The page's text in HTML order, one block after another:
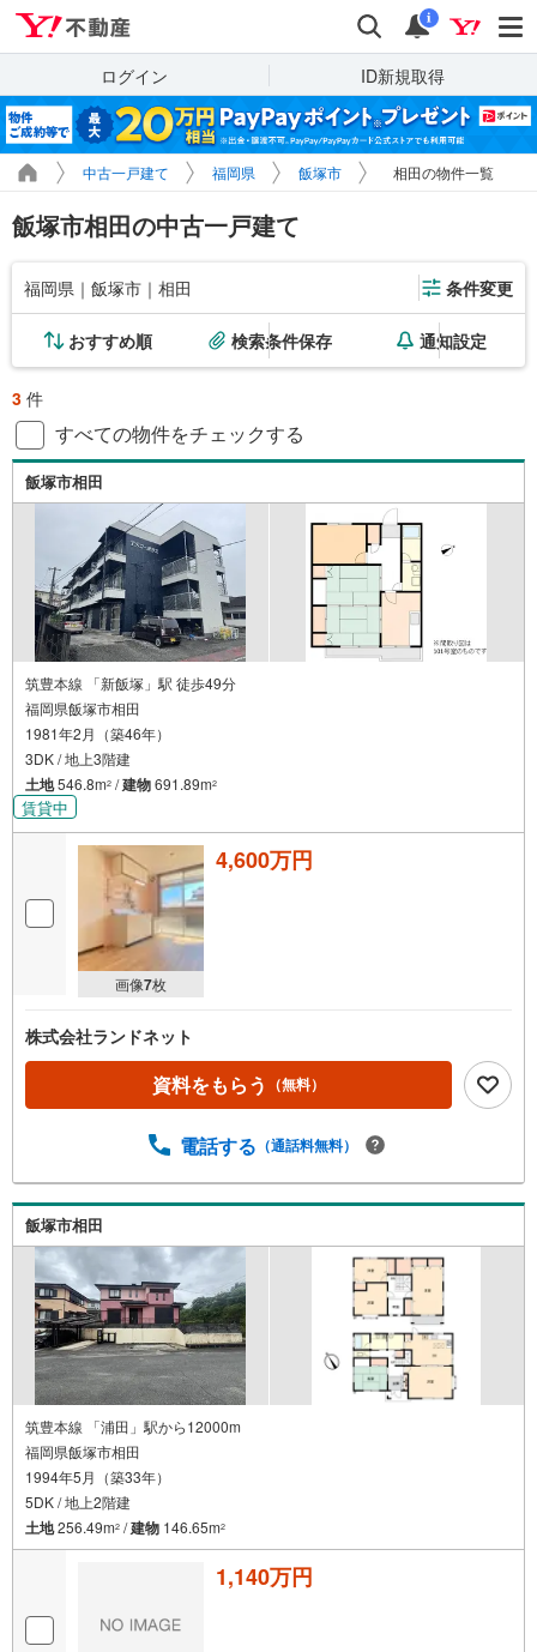
検索 通知
i
ログイン ID新規取得
中古一戸建て 福岡県 飯塚市 相田の物件一覧
飯塚市相田の中古一戸建て
福岡県｜飯塚市｜相田 条件変更
おすすめ順 検索条件保存 通知設定
3 件
すべての物件をチェックする
飯塚市相田
筑豊本線 「新飯塚」駅 徒歩49分
福岡県飯塚市相田
1981年2月（築46年）
3DK / 地上3階建
土地546.8m2 /建物691.89m2
賃貸中
画像7枚
4,600万円
株式会社ランドネット
資料をもらう （無料）
電話する （通話料無料）
飯塚市相田
筑豊本線 「浦田」駅から12000m
福岡県飯塚市相田
1994年5月（築33年）
5DK / 地上2階建
土地256.49m2 /建物 146.65m2
1,140万円